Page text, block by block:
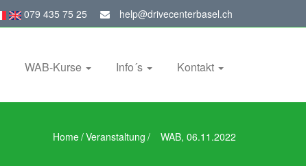
079 435 75 25 help@drivecenterbasel.ch
WAB-Kurse Info´s Kontakt
Home/Veranstaltung / WAB, 06.11.2022